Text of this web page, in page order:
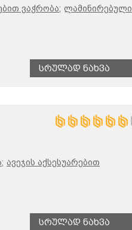
ვაჭრობა; ლამინირებული
Სრულად Ნახვა
ავეჯის აქსესუარებით
Სრულად Ნახვა